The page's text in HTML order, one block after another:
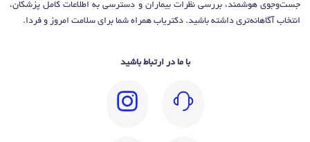
جست‌وجوی هوشمند، بررسی نظرات بیماران و دسترسی به اطلاعات کامل پزشکان،
انتخاب آگاهانه‌تری داشته باشید. دکتریاب همراه شما برای سلامت امروز و فردا.
با ما در ارتباط باشید